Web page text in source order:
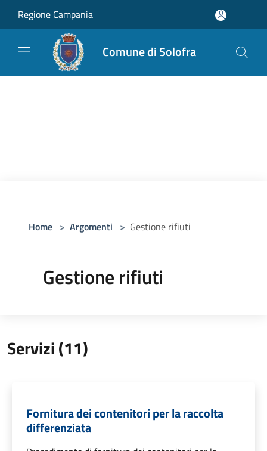
Regione Campania
Comune di Solofra
Home > Argomenti > Gestione rifiuti
Gestione rifiuti
Servizi (11)
Fornitura dei contenitori per la raccolta
differenziata